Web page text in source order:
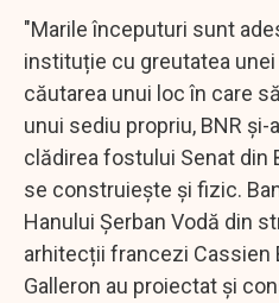
"Marile începuturi sunt
instituție cu greutatea
căutarea unui loc în care
unui sediu propriu, BNR
clădirea fostului Senat din
se construiește și fizic.
Hanului Șerban Vodă din
arhitecții francezi Cassien
Galleron au proiectat și